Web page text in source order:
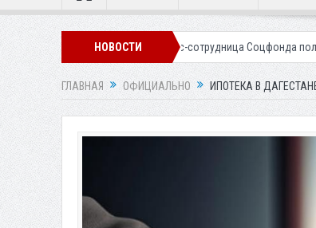
НОВОСТИ
Экс-сотрудница Соцфонда получила срок за
ГЛАВНАЯ ОФИЦИАЛЬНО ИПОТЕКА В